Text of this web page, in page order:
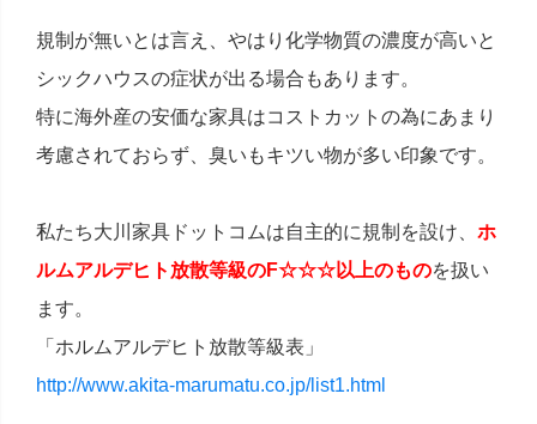
規制が無いとは言え、やはり化学物質の濃度が高いと
シックハウスの症状が出る場合もあります。
特に海外産の安価な家具はコストカットの為にあまり
考慮されておらず、臭いもキツい物が多い印象です。
私たち大川家具ドットコムは自主的に規制を設け、 ホ
ルムアルデヒト放散等級のF☆☆☆以上のものを扱い
ます。
「ホルムアルデヒト放散等級表」
http://www.akita-marumatu.co.jp/list1.html